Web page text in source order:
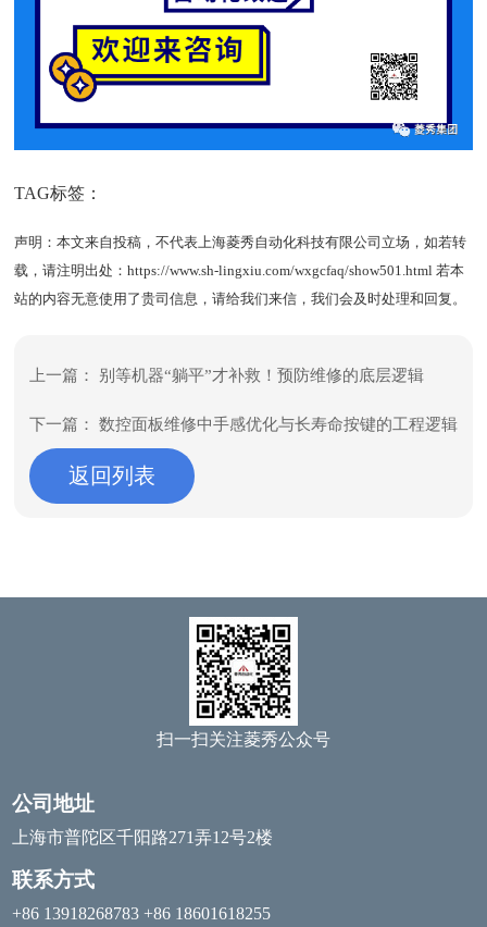
TAG标签：
声明：本文来自投稿，不代表上海菱秀自动化科技有限公司立场，如若转
载，请注明出处：https://www.sh-lingxiu.com/wxgcfaq/show501.html 若本
站的内容无意使用了贵司信息，请给我们来信，我们会及时处理和回复。
上一篇： 别等机器“躺平”才补救！预防维修的底层逻辑
返回列表
下一篇： 数控面板维修中手感优化与长寿命按键的工程逻辑
扫一扫关注菱秀公众号
公司地址
上海市普陀区千阳路271弄12号2楼
联系方式
+86 13918268783 +86 18601618255